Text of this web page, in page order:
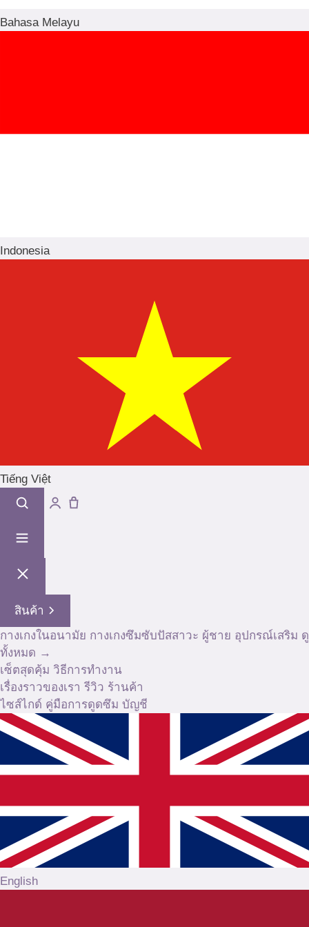
Bahasa Melayu
Indonesia
Tiếng Việt
สินค้า
กางเกงในอนามัย กางเกงซึมซับปัสสาวะ ผู้ชาย อุปกรณ์เสริม ดู
ทั้งหมด →
เซ็ตสุดคุ้ม วิธีการทำงาน
เรื่องราวของเรา รีวิว ร้านค้า
ไซส์ไกด์ คู่มือการดูดซึม บัญชี
English